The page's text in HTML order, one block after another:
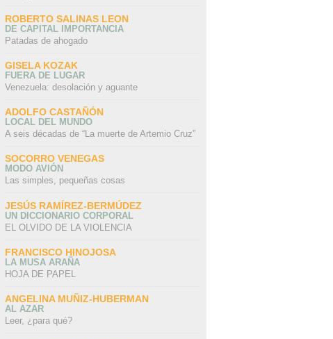
ROBERTO SALINAS LEON
DE CAPITAL IMPORTANCIA
Patadas de ahogado
GISELA KOZAK
FUERA DE LUGAR
Venezuela: desolación y aguante
ADOLFO CASTAÑÓN
LOCAL DEL MUNDO
A seis décadas de “La muerte de Artemio Cruz”
SOCORRO VENEGAS
MODO AVIÓN
Las simples, pequeñas cosas
JESÚS RAMÍREZ-BERMÚDEZ
UN DICCIONARIO CORPORAL
EL OLVIDO DE LA VIOLENCIA
FRANCISCO HINOJOSA
LA MUSA ARAÑA
HOJA DE PAPEL
ANGELINA MUÑIZ-HUBERMAN
AL AZAR
Leer, ¿para qué?